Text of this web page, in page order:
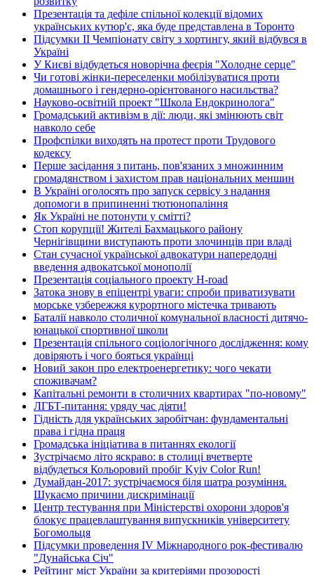
Презентація та дефіле спільної колекції відомих
українських кутюр'є, яка буде представлена в Торонто
Підсумки ІІ Чемпіонату світу з хортингу, який відбувся в
Україні
У Києві відбудеться новорічна феєрія "Холодне серце"
Чи готові жінки-переселенки мобілізуватися проти
домашнього і гендерно-орієнтованого насильства?
Науково-освітній проект "Школа Ендокринолога"
Громадський активізм в дії: люди, які змінюють світ
навколо себе
Профспілки виходять на протест проти Трудового
кодексу
Перше засідання з питань, пов'язаних з множинним
громадянством і захистом прав національних меншин
В Україні оголосять про запуск сервісу з надання
допомоги в припиненні тютюнопаління
Як Україні не потонути у смітті?
Стоп корупції! Жителі Бахмацького району
Чернігівщини виступають проти злочинців при владі
Стан сучасної української адвокатури напередодні
введення адвокатської монополії
Презентація соціального проекту H-road
Затока знову в епіцентрі уваги: спроби приватизувати
морське узбережжя курортного містечка тривають
Баталії навколо столичної комунальної власності дитячо-
юнацької спортивної школи
Презентація спільного соціологічного дослідження: кому
довіряють і чого бояться українці
Новий закон про електроенергетику: чого чекати
споживачам?
Капітальні ремонти в столичних квартирах "по-новому"
ЛГБТ-питання: уряду час діяти!
Гідність для українських заробітчан: фундаментальні
права і гідна праця
Громадська ініціатива в питаннях екології
Зустрічаємо літо яскраво: в столиці вчетверте
відбудеться Кольоровий пробіг Kyiv Color Run!
Думайдан-2017: зустрічаємося біля шатра розуміння.
Шукаємо причини дискримінації
Центр тестування при Міністерстві охорони здоров'я
блокує працевлаштування випускників університету
Богомольця
Підсумки проведення IV Міжнародного рок-фестивалю
"Дунайська Січ"
Рейтинг міст України за критеріями прозорості